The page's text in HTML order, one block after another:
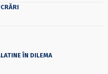
ÎN DILEMA